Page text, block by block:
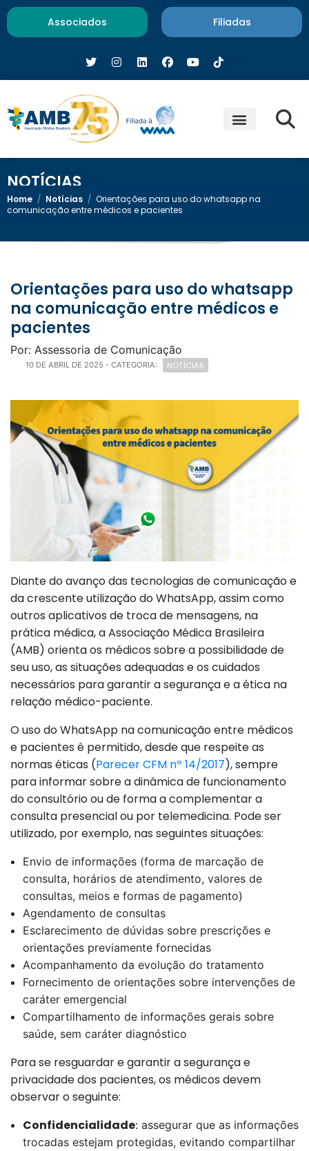
Associados Filiadas
NOTÍCIAS
Home / Notícias / Orientações para uso do whatsapp na
comunicação entre médicos e pacientes
Orientações para uso do whatsapp
na comunicação entre médicos e
pacientes
Por: Assessoria de Comunicação
10 DE ABRIL DE 2025 - CATEGORIA: NOTÍCIAS
Diante do avanço das tecnologias de comunicação e
da crescente utilização do WhatsApp, assim como
outros aplicativos de troca de mensagens, na
prática médica, a Associação Médica Brasileira
(AMB) orienta os médicos sobre a possibilidade de
seu uso, as situações adequadas e os cuidados
necessários para garantir a segurança e a ética na
relação médico-paciente.
O uso do WhatsApp na comunicação entre médicos
e pacientes é permitido, desde que respeite as
normas éticas (Parecer CFM nº 14/2017), sempre
para informar sobre a dinâmica de funcionamento
do consultório ou de forma a complementar a
consulta presencial ou por telemedicina. Pode ser
utilizado, por exemplo, nas seguintes situações:
Envio de informações (forma de marcação de
consulta, horários de atendimento, valores de
consultas, meios e formas de pagamento)
Agendamento de consultas
Esclarecimento de dúvidas sobre prescrições e
orientações previamente fornecidas
Acompanhamento da evolução do tratamento
Fornecimento de orientações sobre intervenções de
caráter emergencial
Compartilhamento de informações gerais sobre
saúde, sem caráter diagnóstico
Para se resguardar e garantir a segurança e
privacidade dos pacientes, os médicos devem
observar o seguinte:
Confidencialidade: assegurar que as informações
trocadas estejam protegidas, evitando compartilhar